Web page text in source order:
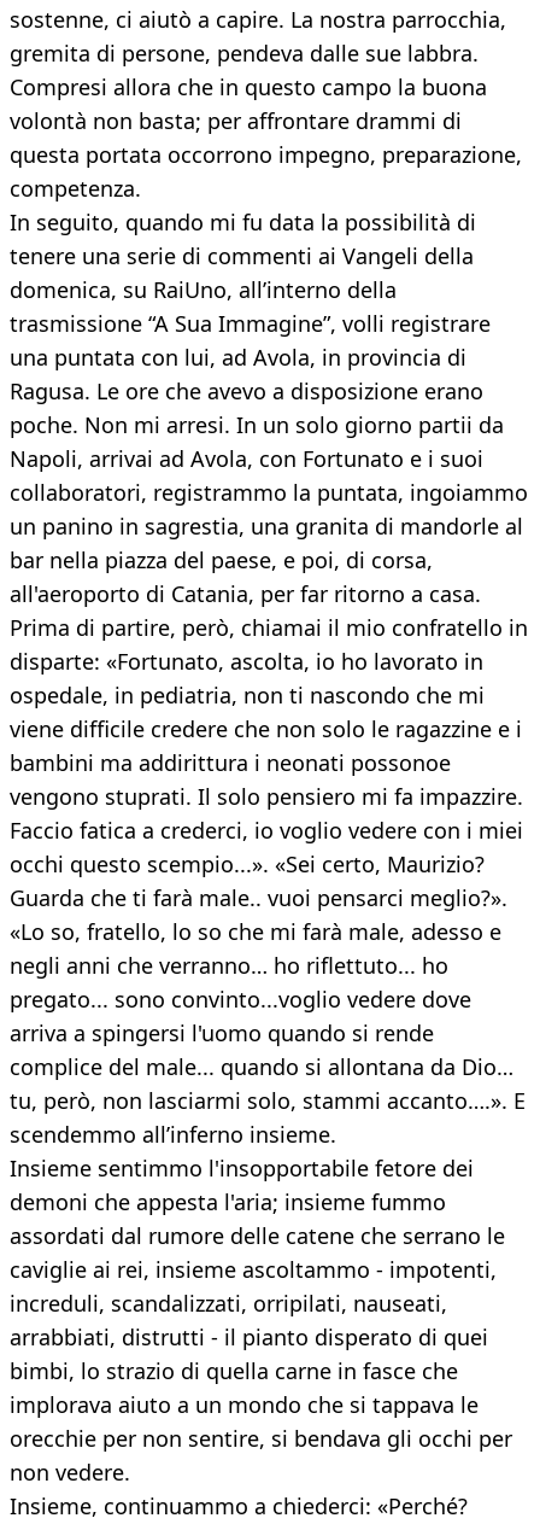
sostenne, ci aiutò a capire. La nostra parrocchia,
gremita di persone, pendeva dalle sue labbra.
Compresi allora che in questo campo la buona
volontà non basta; per affrontare drammi di
questa portata occorrono impegno, preparazione,
competenza.
In seguito, quando mi fu data la possibilità di
tenere una serie di commenti ai Vangeli della
domenica, su RaiUno, all’interno della
trasmissione “A Sua Immagine”, volli registrare
una puntata con lui, ad Avola, in provincia di
Ragusa. Le ore che avevo a disposizione erano
poche. Non mi arresi. In un solo giorno partii da
Napoli, arrivai ad Avola, con Fortunato e i suoi
collaboratori, registrammo la puntata, ingoiammo
un panino in sagrestia, una granita di mandorle al
bar nella piazza del paese, e poi, di corsa,
all'aeroporto di Catania, per far ritorno a casa.
Prima di partire, però, chiamai il mio confratello in
disparte: «Fortunato, ascolta, io ho lavorato in
ospedale, in pediatria, non ti nascondo che mi
viene difficile credere che non solo le ragazzine e i
bambini ma addirittura i neonati possonoe
vengono stuprati. Il solo pensiero mi fa impazzire.
Faccio fatica a crederci, io voglio vedere con i miei
occhi questo scempio...». «Sei certo, Maurizio?
Guarda che ti farà male.. vuoi pensarci meglio?».
«Lo so, fratello, lo so che mi farà male, adesso e
negli anni che verranno… ho riflettuto... ho
pregato... sono convinto...voglio vedere dove
arriva a spingersi l'uomo quando si rende
complice del male... quando si allontana da Dio…
tu, però, non lasciarmi solo, stammi accanto….». E
scendemmo all’inferno insieme.
Insieme sentimmo l'insopportabile fetore dei
demoni che appesta l'aria; insieme fummo
assordati dal rumore delle catene che serrano le
caviglie ai rei, insieme ascoltammo - impotenti,
increduli, scandalizzati, orripilati, nauseati,
arrabbiati, distrutti - il pianto disperato di quei
bimbi, lo strazio di quella carne in fasce che
implorava aiuto a un mondo che si tappava le
orecchie per non sentire, si bendava gli occhi per
non vedere.
Insieme, continuammo a chiederci: «Perché?